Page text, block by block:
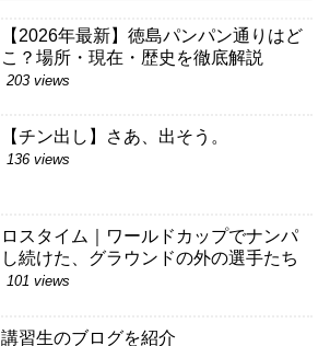
【2026年最新】徳島パンパン通りはど
こ？場所・現在・歴史を徹底解説
203 views
【チン出し】さあ、出そう。
136 views
ロスタイム｜ワールドカップでナンパ
し続けた、グラウンドの外の選手たち
101 views
講習生のブログを紹介